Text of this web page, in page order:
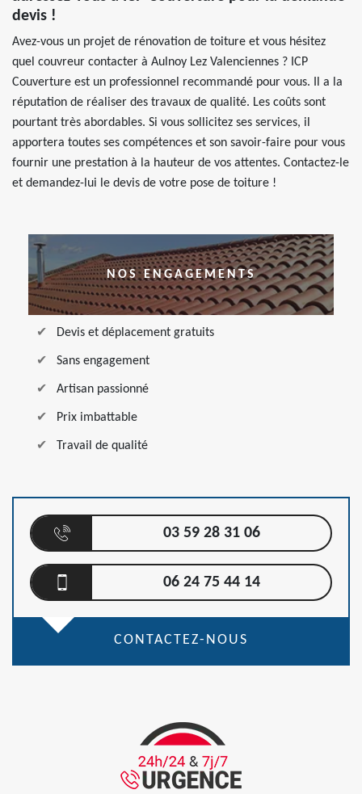
devis !
Avez-vous un projet de rénovation de toiture et vous hésitez
quel couvreur contacter à Aulnoy Lez Valenciennes ? ICP
Couverture est un professionnel recommandé pour vous. Il a la
réputation de réaliser des travaux de qualité. Les coûts sont
pourtant très abordables. Si vous sollicitez ses services, il
apportera toutes ses compétences et son savoir-faire pour vous
fournir une prestation à la hauteur de vos attentes. Contactez-le
et demandez-lui le devis de votre pose de toiture !
NOS ENGAGEMENTS
Devis et déplacement gratuits
Sans engagement
Artisan passionné
Prix imbattable
Travail de qualité
03 59 28 31 06
06 24 75 44 14
CONTACTEZ-NOUS